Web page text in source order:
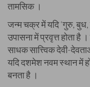
तामसिक ।
जन्म चक्र में यदि ‘गुरु,
उपासना में प्रवृत्त होता
साधक सात्त्विक देवी-
यदि दशमेश नवम स्थान में
बनता है ।